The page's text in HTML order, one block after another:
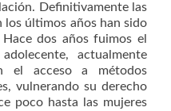
Definitivamente las
los últimos años han sido
dos años fuimos el
actualmente
el acceso a métodos
vulnerando su derecho
poco hasta las mujeres